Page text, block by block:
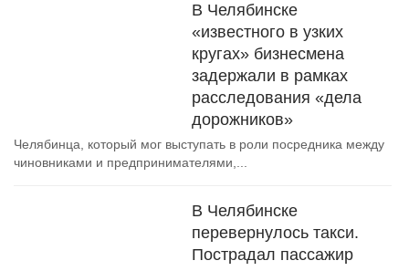
В Челябинске
«известного в узких
кругах» бизнесмена
задержали в рамках
расследования «дела
дорожников»
Челябинца, который мог выступать в роли посредника между
чиновниками и предпринимателями,...
В Челябинске
перевернулось такси.
Пострадал пассажир